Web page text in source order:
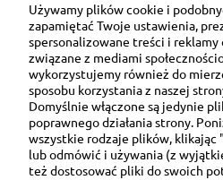
Ul. Brukowa 6/8
91-341
NIP:
Używamy plików cookie i
zapamiętać Twoje ustawienia,
spersonalizowane treści i
związane z mediami
wykorzystujemy również do
sposobu korzystania z naszej
Domyślnie włączone są jedynie
poprawnego działania strony.
wszystkie rodzaje plików, klikając
lub odmówić i używania (z
też dostosować pliki do swoich